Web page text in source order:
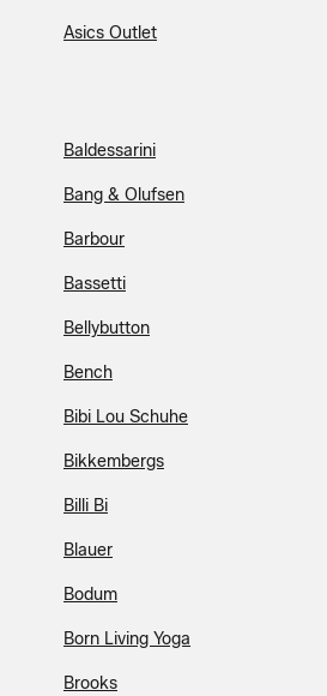
Asics Outlet
Baldessarini
Bang & Olufsen
Barbour
Bassetti
Bellybutton
Bench
Bibi Lou Schuhe
Bikkembergs
Billi Bi
Blauer
Bodum
Born Living Yoga
Brooks